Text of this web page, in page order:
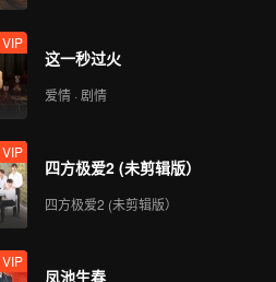
VIP
这一秒过火
爱情 · 剧情
VIP
四方极爱2 (未剪辑版）
四方极爱2 (未剪辑版）
VIP
凤池生春